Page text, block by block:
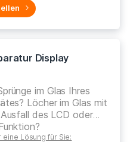
Display
im Glas Ihres
Löcher im Glas mit
des LCD oder
eine Lösung für Sie: